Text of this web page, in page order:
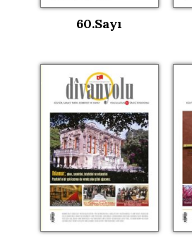
60.Sayı